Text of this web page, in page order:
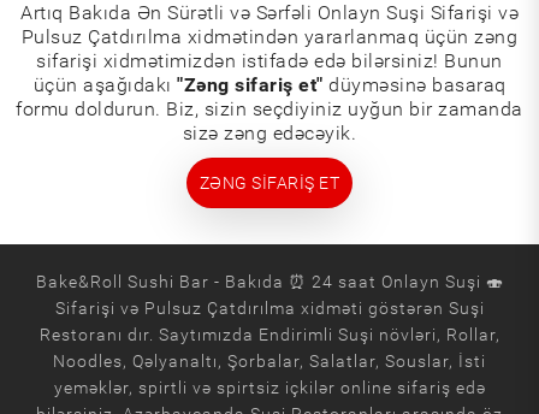
Artıq Bakıda Ən Sürətli və Sərfəli Onlayn Suşi Sifarişi və
Pulsuz Çatdırılma xidmətindən yararlanmaq üçün zəng
sifarişi xidmətimizdən istifadə edə bilərsiniz! Bunun
üçün aşağıdakı "Zəng sifariş et" düyməsinə basaraq
formu doldurun. Biz, sizin seçdiyiniz uyğun bir zamanda
sizə zəng edəcəyik.
ZƏNG SIFARIŞ ET
Bake&Roll Sushi Bar - Bakıda ⏰ 24 saat Onlayn Suşi 🍣
Sifarişi və Pulsuz Çatdırılma xidməti göstərən Suşi
Restoranı dır. Saytımızda Endirimli Suşi növləri, Rollar,
Noodles, Qəlyanaltı, Şorbalar, Salatlar, Souslar, İsti
yeməklər, spirtli və spirtsiz içkilər online sifariş edə